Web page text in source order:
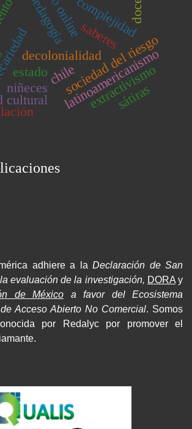
decolonialidad
complejidad
sociedad del riesgo
latinoamericanismo
cultural
pedagogía
estado extractivismo
chile
sátiras
niñeces
saberes
adhiere a laDeclaración de San
evaluación de la investigación, DORAy
de México a favor del Ecosistema
Acceso Abierto No Comercial. Somos
por Redalyc por promover el